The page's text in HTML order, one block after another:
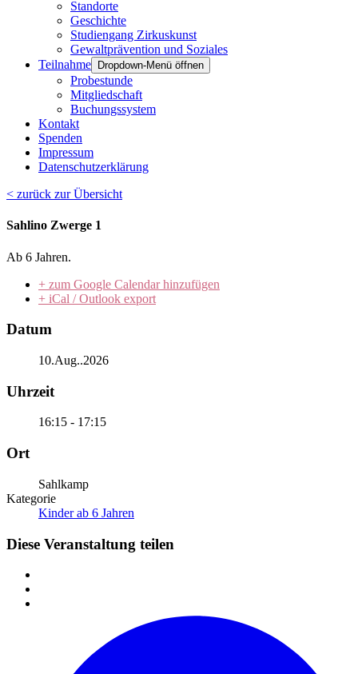
Standorte
Geschichte
Studiengang Zirkuskunst
Gewaltprävention und Soziales
Teilnahme
Dropdown-Menü öffnen
Probestunde
Mitgliedschaft
Buchungssystem
Kontakt
Spenden
Impressum
Datenschutzerklärung
< zurück zur Übersicht
Sahlino Zwerge 1
Ab 6 Jahren.
+ zum Google Calendar hinzufügen
+ iCal / Outlook export
Datum
10.Aug..2026
Uhrzeit
16:15 - 17:15
Ort
Sahlkamp
Kategorie
Kinder ab 6 Jahren
Diese Veranstaltung teilen